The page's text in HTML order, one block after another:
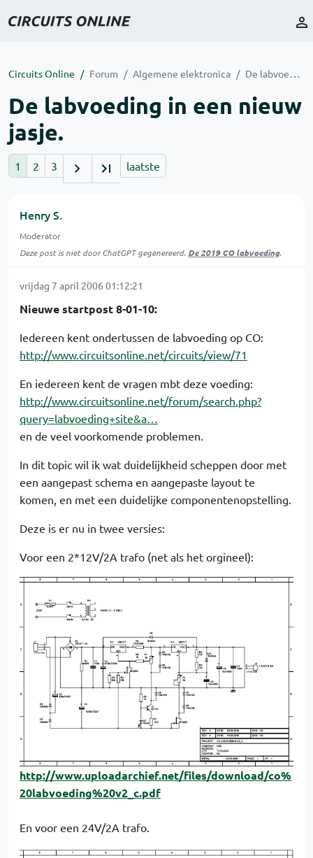
Circuits Online Forum Algemene elektronica De labvoeding in een nieuw jasje.
De labvoeding in een nieuw
jasje.
1 2 3 laatste
Henry S.
Moderator
Deze post is niet door ChatGPT gegenereerd. De 2019 CO labvoeding.
vrijdag 7 april 2006 01:12:21
Nieuwe startpost 8-01-10:
Iedereen kent ondertussen de labvoeding op CO:
http://www.circuitsonline.net/circuits/view/71
En iedereen kent de vragen mbt deze voeding:
http://www.circuitsonline.net/forum/search.php?
query=labvoeding+site&a…
en de veel voorkomende problemen.
In dit topic wil ik wat duidelijkheid scheppen door met
een aangepast schema en aangepaste layout te
komen, en met een duidelijke componentenopstelling.
Deze is er nu in twee versies:
Voor een 2*12V/2A trafo (net als het orgineel):
http://www.uploadarchief.net/files/download/co%
20labvoeding%20v2_c.pdf
En voor een 24V/2A trafo.